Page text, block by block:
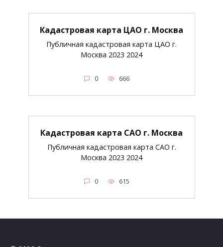
Кадастровая карта ЦАО г. Москва
Публичная кадастровая карта ЦАО г.
Москва 2023 2024
0 666
Кадастровая карта САО г. Москва
Публичная кадастровая карта САО г.
Москва 2023 2024
0 615